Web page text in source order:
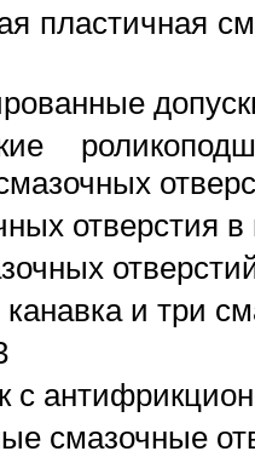
пластичная
отверстия
и три
с
смазочные